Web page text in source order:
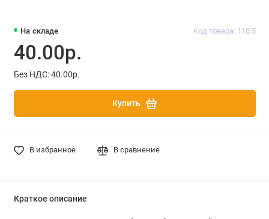
На складе Код товара: 118.5
40.00р.
Без НДС: 40.00р.
Купить
В избранное В сравнение
Краткое описание